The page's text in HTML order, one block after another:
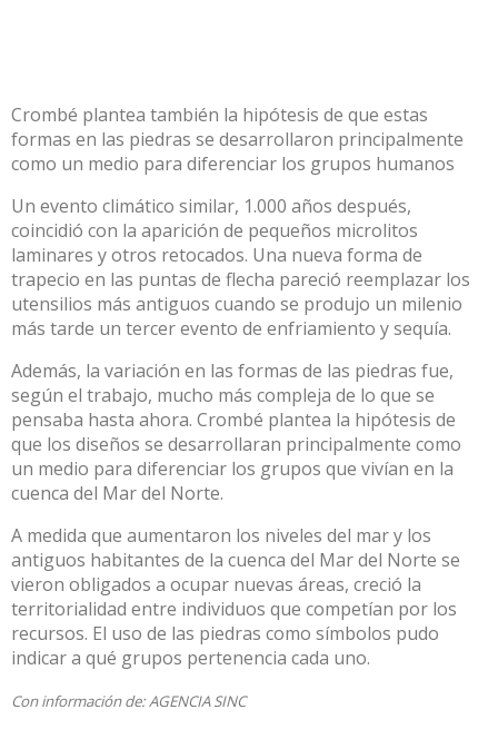
Crombé plantea también la hipótesis de que estas
formas en las piedras se desarrollaron principalmente
como un medio para diferenciar los grupos humanos
Un evento climático similar, 1.000 años después,
coincidió con la aparición de pequeños microlitos
laminares y otros retocados. Una nueva forma de
trapecio en las puntas de flecha pareció reemplazar los
utensilios más antiguos cuando se produjo un milenio
más tarde un tercer evento de enfriamiento y sequía.
Además, la variación en las formas de las piedras fue,
según el trabajo, mucho más compleja de lo que se
pensaba hasta ahora. Crombé plantea la hipótesis de
que los diseños se desarrollaran principalmente como
un medio para diferenciar los grupos que vivían en la
cuenca del Mar del Norte.
A medida que aumentaron los niveles del mar y los
antiguos habitantes de la cuenca del Mar del Norte se
vieron obligados a ocupar nuevas áreas, creció la
territorialidad entre individuos que competían por los
recursos. El uso de las piedras como símbolos pudo
indicar a qué grupos pertenencia cada uno.
Con información de:AGENCIA SINC